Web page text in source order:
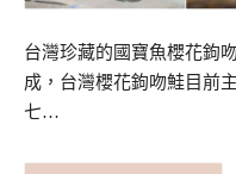
台灣珍藏的國寶魚櫻花鉤
成，台灣櫻花鉤吻鮭目前
七…